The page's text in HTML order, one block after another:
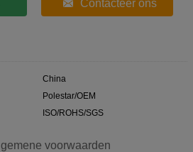
Contacteer ons
China
Polestar/OEM
ISO/ROHS/SGS
voorwaarden